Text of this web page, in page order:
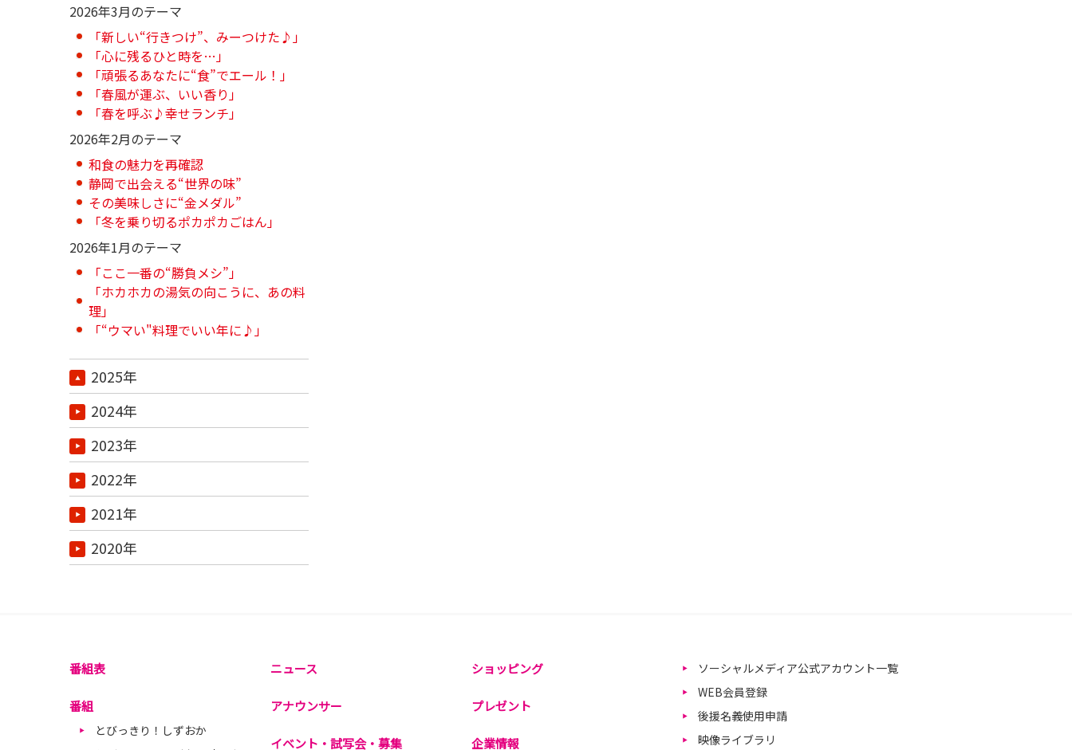
2026年3月のテーマ
「新しい“行きつけ”、みーつけた♪」
「心に残るひと時を…」
「頑張るあなたに“食”でエール！」
「春風が運ぶ、いい香り」
「春を呼ぶ♪幸せランチ」
2026年2月のテーマ
和食の魅力を再確認
静岡で出会える“世界の味”
その美味しさに“金メダル”
「冬を乗り切るポカポカごはん」
2026年1月のテーマ
「ここ一番の“勝負メシ”」
「ホカホカの湯気の向こうに、あの料
理」
「“ウマい"料理でいい年に♪」
2025年
2024年
2023年
2022年
2021年
2020年
番組表
番組
とびっきり！しずおか
ニュース
アナウンサー
イベント・試写会・募集
ショッピング
プレゼント
企業情報
ソーシャルメディア公式アカウント一覧
WEB会員登録
後援名義使用申請
映像ライブラリ